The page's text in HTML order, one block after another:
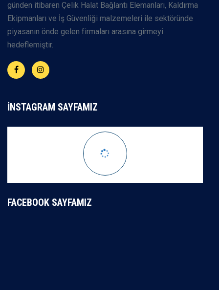
günden itibaren Çelik Halat Bağlantı Elemanları, Kaldırma
Ekipmanları ve İş Güvenliği malzemeleri ile sektöründe
piyasanın önde gelen firmaları arasına girmeyi
hedeflemiştir.
İNSTAGRAM SAYFAMIZ
FACEBOOK SAYFAMIZ